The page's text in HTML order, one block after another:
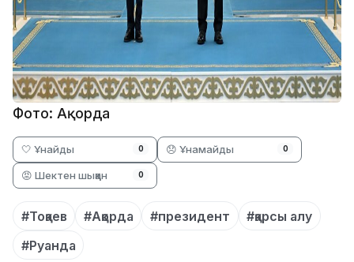
Фото: Ақорда
🤍 Ұнайды 0 😞 Ұнамайды 0
😡 Шектен шыққан 0
#Тоқаев #Ақорда #президент
#қарсы алу
#Руанда